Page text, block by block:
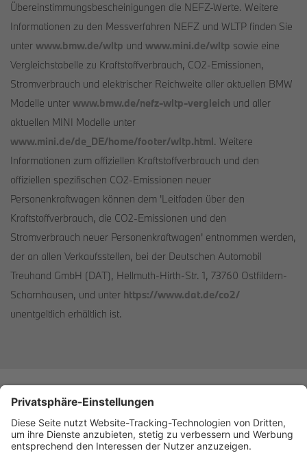
Übereinstimmungsbescheinigungen die NEFZ-Werte. Weitere
Informationen zu den Messverfahren NEFZ und WLTP finden Sie
unter www.bmw.de/wltp und www.mini.de/wltp sowie eine
Vergleichstabelle zu Kraftstoffverbrauch, CO2-Emissionen,
Stromverbrauch und elektrischer Reichweite aller aktuellen BMW
Modelle unter www.bmw.de/nefz-wltp-vergleich und aller
aktuellen MINI Modelle unter
www.mini.de/de_DE/home/footer/wltp.html. Weitere
Informationen zum offiziellen Kraftstoffverbrauch und den
offiziellen spezifischen CO2-Emissionen neuer
Personenkraftwagen können dem 'Leitfaden über den
Kraftstoffverbrauch, die CO2-Emissionen und den
Stromverbrauch neuer Personenkraftwagen' entnommen werden,
der an allen Verkaufsstellen, bei der Deutschen Automobil
Treuhand GmbH (DAT), Hellmuth-Hirth-Str. 1, 73760 Ostfildern-
Scharnhausen, und unter https://www.dat.de/co2/
unentgeltlich erhältlich ist.